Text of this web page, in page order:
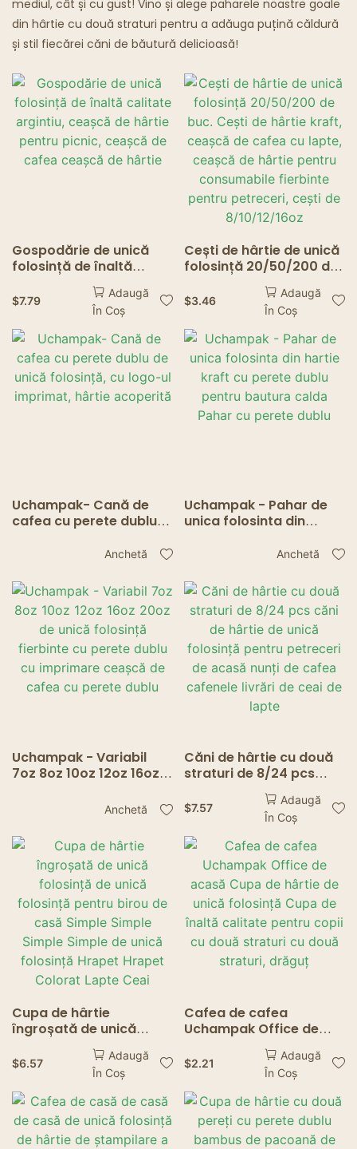
mediul, cât și cu gust! Vino și alege paharele noastre goale
din hârtie cu două straturi pentru a adăuga puțină căldură
și stil fiecărei căni de băutură delicioasă!
Gospodărie de unică
folosință de înaltă
calitate argintiu, ceașcă
de hârtie pentru picnic,
ceașcă de cafea
ceașcă de hârtie
$7.79
Adaugă
În Coș
Cești de hârtie de unică
folosință 20/50/200 de
buc. Cești de hârtie
kraft, ceașcă de cafea
cu lapte, ceașcă de
hârtie pentru
consumabile fierbinte
pentru petreceri, cești
de 8/10/12/16oz
$3.46
Adaugă
În Coș
Uchampak- Cană de
cafea cu perete dublu
logo-ul imprimat, hârtie
Anchetă
Uchampak - Pahar de
unica folosinta din
dublu pentru bautura
dublu
Anchetă
Uchampak - Variabil
7oz 8oz 10oz 12oz 16oz
fierbinte cu perete
ceașcă de cafea cu
perete dublu
Anchetă
Căni de hârtie cu două
straturi de 8/24 pcs
căni de hârtie de unică
folosință pentru
petreceri de acasă nunți
de cafea cafenele livrări
de ceai de lapte
$7.57
Adaugă
În Coș
Cupa de hârtie
îngroșată de unică
folosință de unică
folosință pentru birou
de casă Simple Simple
Simple Simple de unică
folosință Hrapet Hrapet
Colorat Lapte Ceai
$6.57
Adaugă
În Coș
Cafea de cafea
Uchampak Office de
acasă Cupa de hârtie
de unică folosință Cupa
de înaltă calitate pentru
copii cu două straturi cu
două straturi, drăguț
$2.21
Adaugă
În Coș